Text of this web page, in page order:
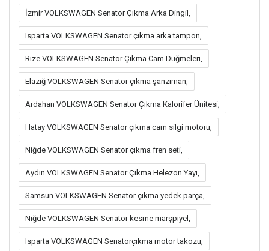
İzmir VOLKSWAGEN Senator Çıkma Arka Dingil,
Isparta VOLKSWAGEN Senator çıkma arka tampon,
Rize VOLKSWAGEN Senator Çıkma Cam Düğmeleri,
Elazığ VOLKSWAGEN Senator çıkma şanzıman,
Ardahan VOLKSWAGEN Senator Çıkma Kalorifer Ünitesi,
Hatay VOLKSWAGEN Senator çıkma cam silgi motoru,
Niğde VOLKSWAGEN Senator çıkma fren seti,
Aydın VOLKSWAGEN Senator Çıkma Helezon Yayı,
Samsun VOLKSWAGEN Senator çıkma yedek parça,
Niğde VOLKSWAGEN Senator kesme marşpiyel,
Isparta VOLKSWAGEN Senatorçıkma motor takozu,